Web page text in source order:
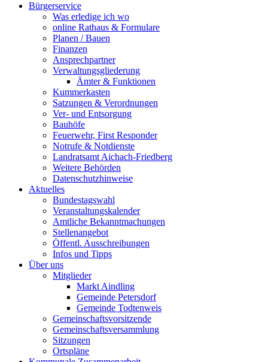
Bürgerservice
Was erledige ich wo
online Rathaus & Formulare
Planen / Bauen
Finanzen
Ansprechpartner
Verwaltungsgliederung
Ämter & Funktionen
Kummerkasten
Satzungen & Verordnungen
Ver- und Entsorgung
Bauhöfe
Feuerwehr, First Responder
Notrufe & Notdienste
Landratsamt Aichach-Friedberg
Weitere Behörden
Datenschutzhinweise
Aktuelles
Bundestagswahl
Veranstaltungskalender
Amtliche Bekanntmachungen
Stellenangebot
Öffentl. Ausschreibungen
Infos und Tipps
Über uns
Mitglieder
Markt Aindling
Gemeinde Petersdorf
Gemeinde Todtenweis
Gemeinschaftsvorsitzende
Gemeinschaftsversammlung
Sitzungen
Ortspläne